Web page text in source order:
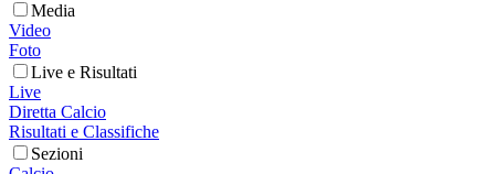
Media
Video
Foto
Live e Risultati
Live
Diretta Calcio
Risultati e Classifiche
Sezioni